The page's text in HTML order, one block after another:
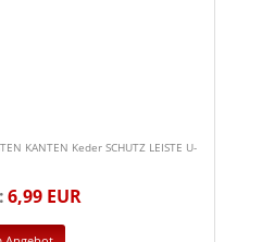
KANTEN Keder SCHUTZ LEISTE U-
6,99 EUR